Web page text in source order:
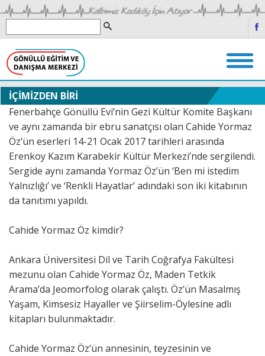
İÇİMİZDEN BİRİ
Fenerbahçe Gönüllü Evi’nin Gezi Kültür Komite Başkanı
ve aynı zamanda bir ebru sanatçısı olan Cahide Yormaz
Öz’ün eserleri 14-21 Ocak 2017 tarihleri arasında
Erenkoy Kazım Karabekir Kültür Merkezi’nde sergilendi.
Sergide aynı zamanda Yormaz Öz’ün ‘Ben mi istedim
Yalnızlığı’ ve ‘Renkli Hayatlar’ adındaki son iki kitabının
da tanıtımı yapıldı.
Cahide Yormaz Öz kimdir?
Ankara Üniversitesi Dil ve Tarih Coğrafya Fakültesi
mezunu olan Cahide Yormaz Öz, Maden Tetkik
Arama’da Jeomorfolog olarak çalıştı. Öz’ün Masalmış
Yaşam, Kimsesiz Hayaller ve Şiirselim-Öylesine adlı
kitapları bulunmaktadır.
Cahide Yormaz Öz’ün annesinin, teyzesinin ve